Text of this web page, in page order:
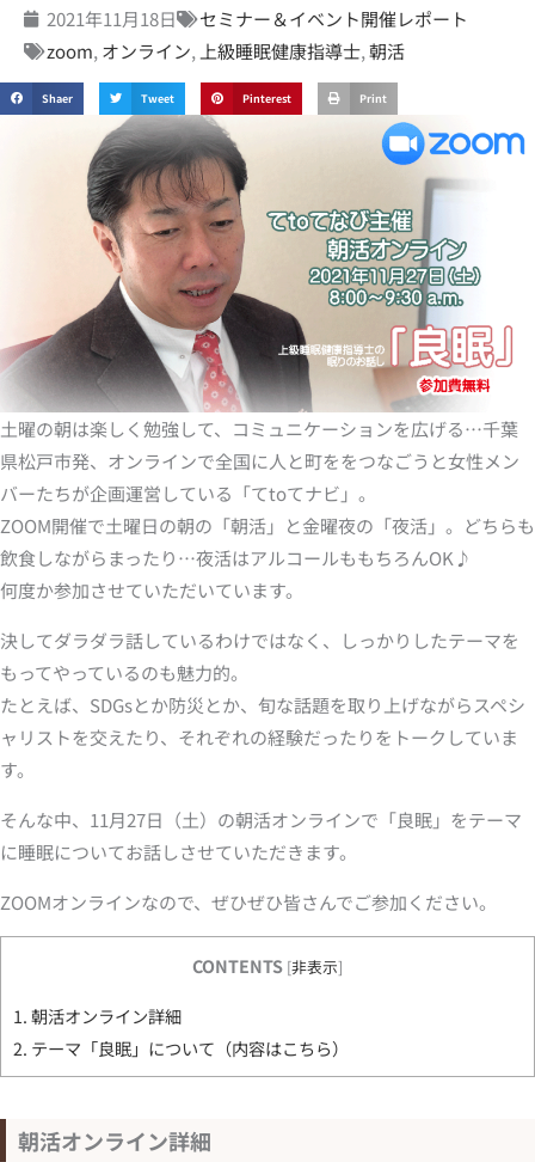
2021年11月18日
セミナー＆イベント開催レポート
zoom, オンライン, 上級睡眠健康指導士,朝活
Shaer Tweet Pinterest Print
土曜の朝は楽しく勉強して、コミュニケーションを広げる…千葉
県松戸市発、オンラインで全国に人と町ををつなごうと女性メン
バーたちが企画運営している「てtoてナビ」。
ZOOM開催で土曜日の朝の「朝活」と金曜夜の「夜活」。どちらも
飲食しながらまったり…夜活はアルコールももちろんOK♪
何度か参加させていただいています。
決してダラダラ話しているわけではなく、しっかりしたテーマを
もってやっているのも魅力的。
たとえば、SDGsとか防災とか、旬な話題を取り上げながらスペシ
ャリストを交えたり、それぞれの経験だったりをトークしていま
す。
そんな中、11月27日（土）の朝活オンラインで「良眠」をテーマ
に睡眠についてお話しさせていただきます。
ZOOMオンラインなので、ぜひぜひ皆さんでご参加ください。
CONTENTS [非表示]
1.朝活オンライン詳細
2. テーマ「良眠」について（内容はこちら）
朝活オンライン詳細